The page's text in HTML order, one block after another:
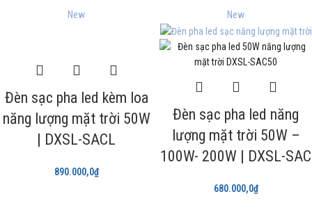
New
Đèn sạc pha led kèm loa
năng lượng mặt trời 50W
| DXSL-SACL
890.000,0₫
New
Đèn sạc pha led năng
lượng mặt trời 50W –
100W- 200W | DXSL-SAC
680.000,0₫